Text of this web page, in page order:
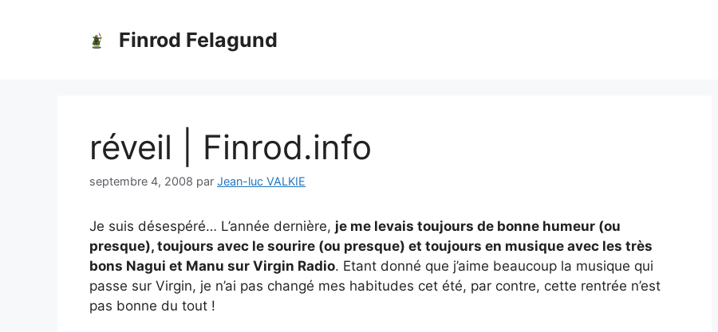
Finrod Felagund
réveil | Finrod.info
septembre 4, 2008 par Jean-luc VALKIE
Je suis désespéré… L’année dernière, je me levais toujours de bonne humeur (ou
presque), toujours avec le sourire (ou presque) et toujours en musique avec les très
bons Nagui et Manu sur Virgin Radio. Etant donné que j’aime beaucoup la musique qui
passe sur Virgin, je n’ai pas changé mes habitudes cet été, par contre, cette rentrée n’est
pas bonne du tout !